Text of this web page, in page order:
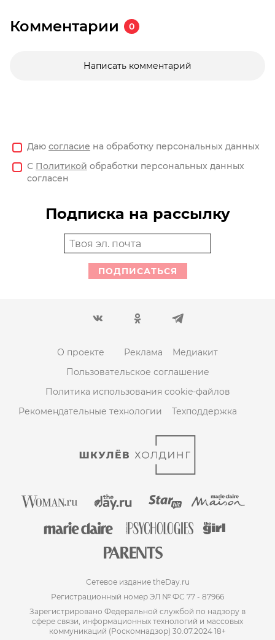
Комментарии 0
Написать комментарий
Даю согласие на обработку персональных данных
С Политикой обработки персональных данных
согласен
Подписка на рассылку
ПОДПИСАТЬСЯ
О проекте Реклама
Медиакит
Пользовательское соглашение
Политика использования cookie-файлов
Рекомендательные технологии
Техподдержка
Сетевое издание theDay.ru
Регистрационный номер ЭЛ № ФС 77 - 87966
Зарегистрировано Федеральной службой по надзору в
сфере связи, информационных технологий и массовых
коммуникаций (Роскомнадзор) 30.07.2024 18+